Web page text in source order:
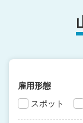
雇用形態
スポット